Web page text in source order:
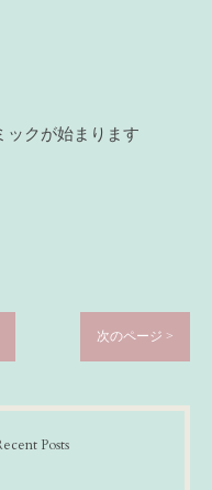
ックが始まります
次のページ >
Posts